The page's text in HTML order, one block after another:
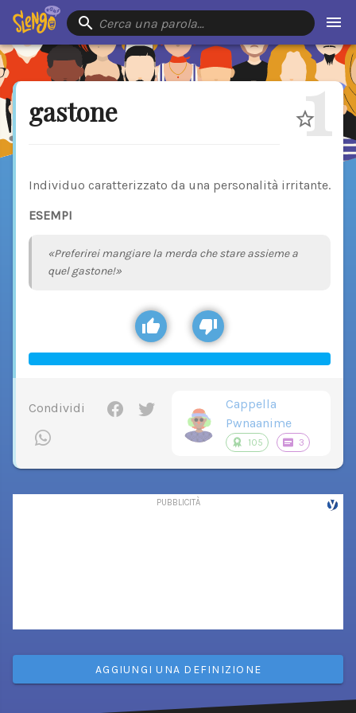
Cerca una parola…
gastone 1
Individuo caratterizzato da una personalità irritante.
ESEMPI
«Preferirei mangiare la merda che stare assieme a
quel gastone!»
Condividi
Cappella
Pwnaanime
105 3
AGGIUNGI UNA DEFINIZIONE